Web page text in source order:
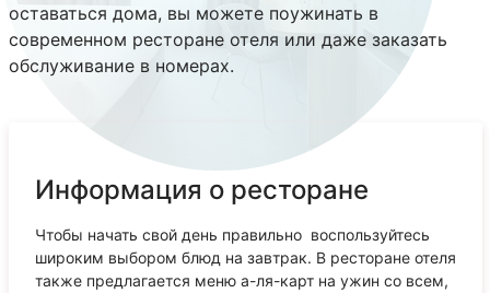
оставаться дома, вы можете поужинать в
современном ресторане отеля или даже заказать
обслуживание в номерах.
Информация о ресторане
Чтобы начать свой день правильно воспользуйтесь
широким выбором блюд на завтрак. В ресторане отеля
также предлагается меню а-ля-карт на ужин со всем,